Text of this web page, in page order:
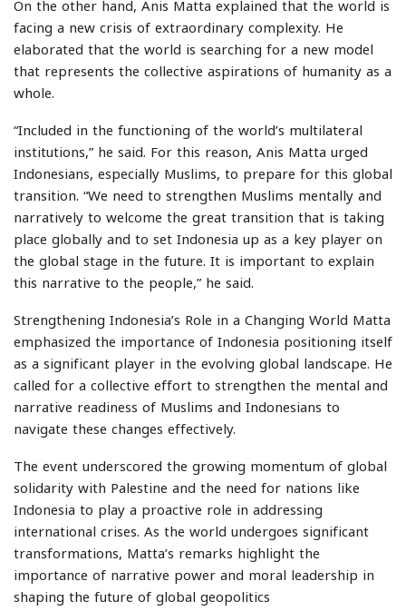
On the other hand, Anis Matta explained that the world is
facing a new crisis of extraordinary complexity. He
elaborated that the world is searching for a new model
that represents the collective aspirations of humanity as a
whole.
“Included in the functioning of the world’s multilateral
institutions,” he said. For this reason, Anis Matta urged
Indonesians, especially Muslims, to prepare for this global
transition. “We need to strengthen Muslims mentally and
narratively to welcome the great transition that is taking
place globally and to set Indonesia up as a key player on
the global stage in the future. It is important to explain
this narrative to the people,” he said.
Strengthening Indonesia’s Role in a Changing World Matta
emphasized the importance of Indonesia positioning itself
as a significant player in the evolving global landscape. He
called for a collective effort to strengthen the mental and
narrative readiness of Muslims and Indonesians to
navigate these changes effectively.
The event underscored the growing momentum of global
solidarity with Palestine and the need for nations like
Indonesia to play a proactive role in addressing
international crises. As the world undergoes significant
transformations, Matta’s remarks highlight the
importance of narrative power and moral leadership in
shaping the future of global geopolitics